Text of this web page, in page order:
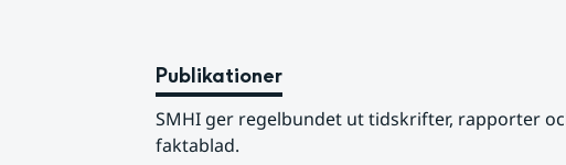
Publikationer
SMHI ger regelbundet ut tidskrifter, rapporter
faktablad.